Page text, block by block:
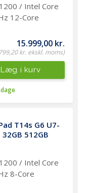
/ Intel Core
12-Core
15.999,00 kr.
kr. ekskl. moms)
Læg i kurv
T14s G6 U7-
512GB
/ Intel Core
8-Core